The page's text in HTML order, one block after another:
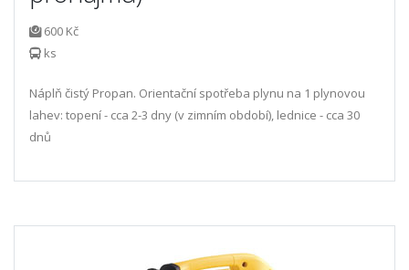
600 Kč
ks
Náplň čistý Propan. Orientační spotřeba plynu na 1 plynovou
lahev: topení - cca 2-3 dny (v zimním období), lednice - cca 30
dnů